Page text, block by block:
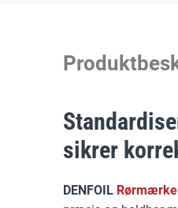
sikrer
DENFOIL